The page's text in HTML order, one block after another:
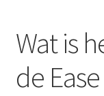
Menstruatiedisks
Wat is
de